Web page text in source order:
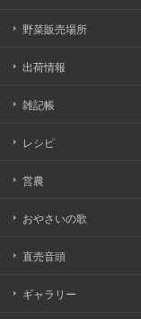
野菜販売場所
出荷情報
雑記帳
レシピ
営農
おやさいの歌
直売音頭
ギャラリー